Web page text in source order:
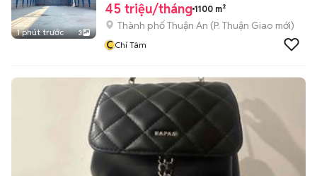
1 phút trước 3
45 triệu/tháng 1100 m²
Thành phố Thuận An (P. Thuận Giao mới)
CChí Tâm